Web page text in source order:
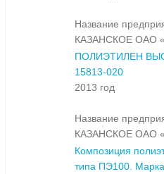
Название
КАЗАНСКОЕ ОАО
ПОЛИЭТИЛЕН
15813-020
2013 год
Название
КАЗАНСКОЕ ОАО
Композиция
типа ПЭ100.